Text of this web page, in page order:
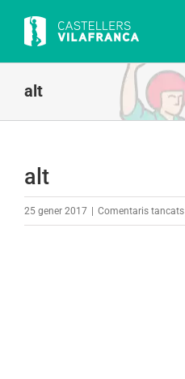
content
alt
alt
25 gener 2017 Comentaris tancatsa